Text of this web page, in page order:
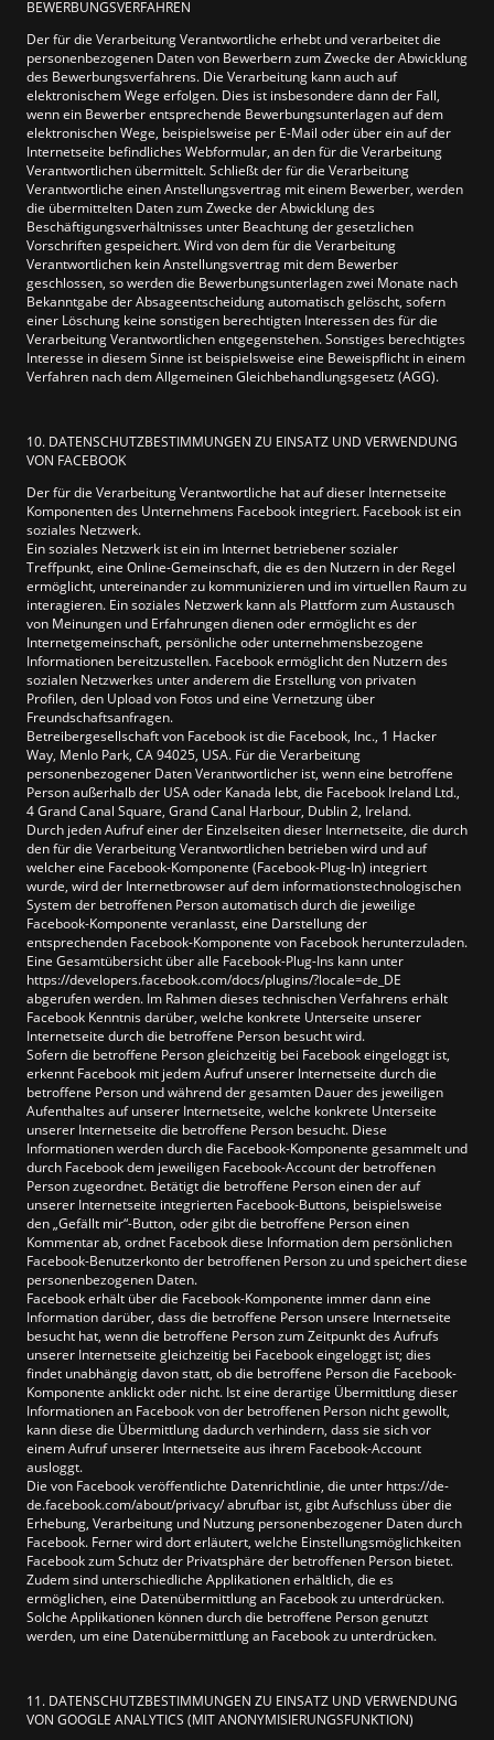
BEWERBUNGSVERFAHREN
Der für die Verarbeitung Verantwortliche erhebt und verarbeitet die
personenbezogenen Daten von Bewerbern zum Zwecke der Abwicklung
des Bewerbungsverfahrens. Die Verarbeitung kann auch auf
elektronischem Wege erfolgen. Dies ist insbesondere dann der Fall,
wenn ein Bewerber entsprechende Bewerbungsunterlagen auf dem
elektronischen Wege, beispielsweise per E-Mail oder über ein auf der
Internetseite befindliches Webformular, an den für die Verarbeitung
Verantwortlichen übermittelt. Schließt der für die Verarbeitung
Verantwortliche einen Anstellungsvertrag mit einem Bewerber, werden
die übermittelten Daten zum Zwecke der Abwicklung des
Beschäftigungsverhältnisses unter Beachtung der gesetzlichen
Vorschriften gespeichert. Wird von dem für die Verarbeitung
Verantwortlichen kein Anstellungsvertrag mit dem Bewerber
geschlossen, so werden die Bewerbungsunterlagen zwei Monate nach
Bekanntgabe der Absageentscheidung automatisch gelöscht, sofern
einer Löschung keine sonstigen berechtigten Interessen des für die
Verarbeitung Verantwortlichen entgegenstehen. Sonstiges berechtigtes
Interesse in diesem Sinne ist beispielsweise eine Beweispflicht in einem
Verfahren nach dem Allgemeinen Gleichbehandlungsgesetz (AGG).
10. DATENSCHUTZBESTIMMUNGEN ZU EINSATZ UND VERWENDUNG
VON FACEBOOK
Der für die Verarbeitung Verantwortliche hat auf dieser Internetseite
Komponenten des Unternehmens Facebook integriert. Facebook ist ein
soziales Netzwerk.
Ein soziales Netzwerk ist ein im Internet betriebener sozialer
Treffpunkt, eine Online-Gemeinschaft, die es den Nutzern in der Regel
ermöglicht, untereinander zu kommunizieren und im virtuellen Raum zu
interagieren. Ein soziales Netzwerk kann als Plattform zum Austausch
von Meinungen und Erfahrungen dienen oder ermöglicht es der
Internetgemeinschaft, persönliche oder unternehmensbezogene
Informationen bereitzustellen. Facebook ermöglicht den Nutzern des
sozialen Netzwerkes unter anderem die Erstellung von privaten
Profilen, den Upload von Fotos und eine Vernetzung über
Freundschaftsanfragen.
Betreibergesellschaft von Facebook ist die Facebook, Inc., 1 Hacker
Way, Menlo Park, CA 94025, USA. Für die Verarbeitung
personenbezogener Daten Verantwortlicher ist, wenn eine betroffene
Person außerhalb der USA oder Kanada lebt, die Facebook Ireland Ltd.,
4 Grand Canal Square, Grand Canal Harbour, Dublin 2, Ireland.
Durch jeden Aufruf einer der Einzelseiten dieser Internetseite, die durch
den für die Verarbeitung Verantwortlichen betrieben wird und auf
welcher eine Facebook-Komponente (Facebook-Plug-In) integriert
wurde, wird der Internetbrowser auf dem informationstechnologischen
System der betroffenen Person automatisch durch die jeweilige
Facebook-Komponente veranlasst, eine Darstellung der
entsprechenden Facebook-Komponente von Facebook herunterzuladen.
Eine Gesamtübersicht über alle Facebook-Plug-Ins kann unter
https://developers.facebook.com/docs/plugins/?locale=de_DE
abgerufen werden. Im Rahmen dieses technischen Verfahrens erhält
Facebook Kenntnis darüber, welche konkrete Unterseite unserer
Internetseite durch die betroffene Person besucht wird.
Sofern die betroffene Person gleichzeitig bei Facebook eingeloggt ist,
erkennt Facebook mit jedem Aufruf unserer Internetseite durch die
betroffene Person und während der gesamten Dauer des jeweiligen
Aufenthaltes auf unserer Internetseite, welche konkrete Unterseite
unserer Internetseite die betroffene Person besucht. Diese
Informationen werden durch die Facebook-Komponente gesammelt und
durch Facebook dem jeweiligen Facebook-Account der betroffenen
Person zugeordnet. Betätigt die betroffene Person einen der auf
unserer Internetseite integrierten Facebook-Buttons, beispielsweise
den „Gefällt mir“-Button, oder gibt die betroffene Person einen
Kommentar ab, ordnet Facebook diese Information dem persönlichen
Facebook-Benutzerkonto der betroffenen Person zu und speichert diese
personenbezogenen Daten.
Facebook erhält über die Facebook-Komponente immer dann eine
Information darüber, dass die betroffene Person unsere Internetseite
besucht hat, wenn die betroffene Person zum Zeitpunkt des Aufrufs
unserer Internetseite gleichzeitig bei Facebook eingeloggt ist; dies
findet unabhängig davon statt, ob die betroffene Person die Facebook-
Komponente anklickt oder nicht. Ist eine derartige Übermittlung dieser
Informationen an Facebook von der betroffenen Person nicht gewollt,
kann diese die Übermittlung dadurch verhindern, dass sie sich vor
einem Aufruf unserer Internetseite aus ihrem Facebook-Account
ausloggt.
Die von Facebook veröffentlichte Datenrichtlinie, die unter https://de-
de.facebook.com/about/privacy/ abrufbar ist, gibt Aufschluss über die
Erhebung, Verarbeitung und Nutzung personenbezogener Daten durch
Facebook. Ferner wird dort erläutert, welche Einstellungsmöglichkeiten
Facebook zum Schutz der Privatsphäre der betroffenen Person bietet.
Zudem sind unterschiedliche Applikationen erhältlich, die es
ermöglichen, eine Datenübermittlung an Facebook zu unterdrücken.
Solche Applikationen können durch die betroffene Person genutzt
werden, um eine Datenübermittlung an Facebook zu unterdrücken.
11. DATENSCHUTZBESTIMMUNGEN ZU EINSATZ UND VERWENDUNG
VON GOOGLE ANALYTICS (MIT ANONYMISIERUNGSFUNKTION)